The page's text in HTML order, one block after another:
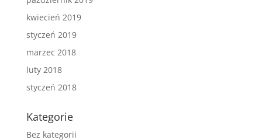
kwiecień 2019
styczeń 2019
marzec 2018
luty 2018
styczeń 2018
Kategorie
Bez kategorii